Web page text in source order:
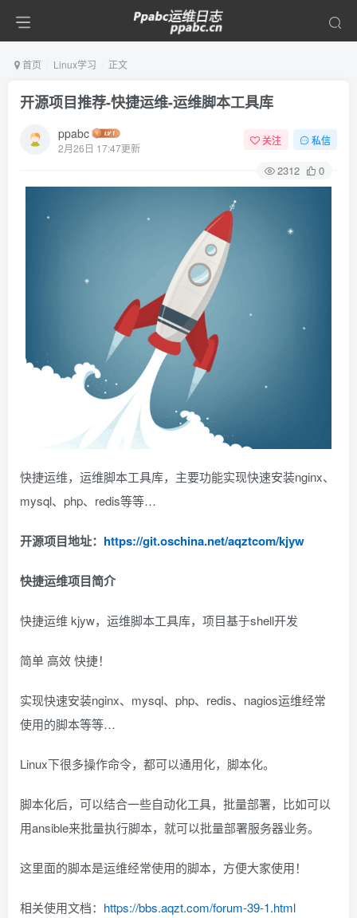
首页 Linux学习 正文
开源项目推荐-快捷运维-运维脚本工具库
ppabc
2月26日 17:47更新
关注 私信
2312 0
快捷运维，运维脚本工具库，主要功能实现快速安装nginx、
mysql、php、redis等等…
开源项目地址： https://git.oschina.net/aqztcom/kjyw
快捷运维项目简介
快捷运维 kjyw，运维脚本工具库，项目基于shell开发
简单 高效 快捷！
实现快速安装nginx、mysql、php、redis、nagios运维经常
使用的脚本等等…
Linux下很多操作命令，都可以通用化，脚本化。
脚本化后，可以结合一些自动化工具，批量部署，比如可以
用ansible来批量执行脚本，就可以批量部署服务器业务。
这里面的脚本是运维经常使用的脚本，方便大家使用！
相关使用文档： https://bbs.aqzt.com/forum-39-1.html